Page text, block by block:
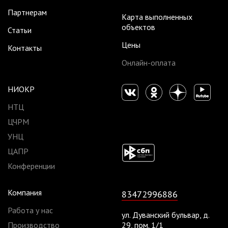
Партнерам
Статьи
Контакты
Карта выполненных
объектов
Цены
Онлайн-оплата
НИОКР
НТЦ
ЦЧРМ
УНЦ
ЦАПР
Конференции
Компания
Работа у нас
Производство
83472996886
ул. Дуванский бульвар, д.
29, пом. 1/1